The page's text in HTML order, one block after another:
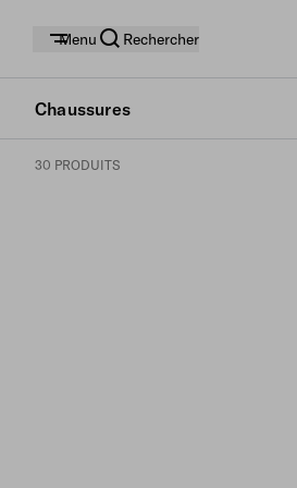
Menu Rechercher
Chaussures
30 PRODUITS